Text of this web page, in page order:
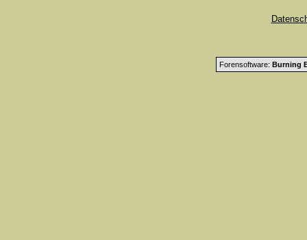
Forensoftware: Burning